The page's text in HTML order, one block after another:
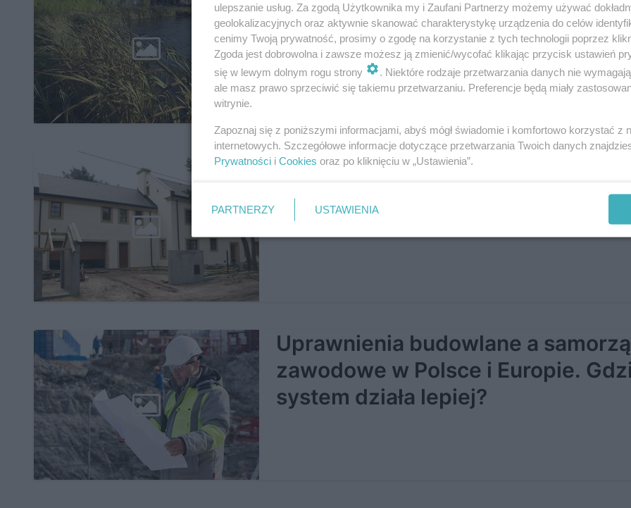
Zagrożenia, koszty i formalności
Odbiór robót budowlanych -
odpowiedzialność uczestników
budowlanego
Uprawnienia budowlane a
zawodowe w Polsce i Europie.
system działa lepiej?
ulepszanie usług. Za zgodą Użytkownika my i Zaufani Partnerzy możemy używać
geolokalizacyjnych oraz aktywnie skanować charakterystykę urządzenia do celów
cenimy Twoją prywatność, prosimy o zgodę na korzystanie z tych technologii poprzez
Zgoda jest dobrowolna i zawsze możesz ją zmienić/wycofać klikając przycisk ustawień
się w lewym dolnym rogu strony
. Niektóre rodzaje przetwarzania danych nie
ale masz prawo sprzeciwić się takiemu przetwarzaniu. Preferencje będą miały
witrynie.
Zapoznaj się z poniższymi informacjami, abyś mógł świadomie i komfortowo korzystać z
internetowych. Szczegółowe informacje dotyczące przetwarzania Twoich danych
Prywatności i Cookies oraz po kliknięciu w „Ustawienia”.
PARTNERZY USTAWIENIA